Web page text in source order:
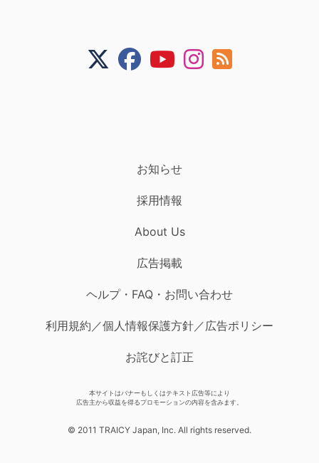
お知らせ
採用情報
About Us
広告掲載
ヘルプ・FAQ・お問い合わせ
利用規約／個人情報保護方針／広告ポリシー
お詫びと訂正
本サイトはバナーもしくはテキスト広告等により
広告主から収益を得るプロモーションの内容を含みます。
© 2011 TRAICY Japan, Inc. All rights reserved.